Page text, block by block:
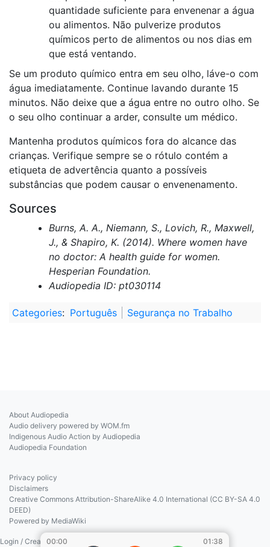
00:00 01:38
quantidade suficiente para envenenar a água
ou alimentos. Não pulverize produtos
químicos perto de alimentos ou nos dias em
que está ventando.
Se um produto químico entra em seu olho, láve-o com
água imediatamente. Continue lavando durante 15
minutos. Não deixe que a água entre no outro olho. Se
o seu olho continuar a arder, consulte um médico.
Mantenha produtos químicos fora do alcance das
crianças. Verifique sempre se o rótulo contém a
etiqueta de advertência quanto a possíveis
substâncias que podem causar o envenenamento.
Sources
Burns, A. A., Niemann, S., Lovich, R., Maxwell,
J., & Shapiro, K. (2014). Where women have
no doctor: A health guide for women.
Hesperian Foundation.
Audiopedia ID: pt030114
Categories: Português Segurança no Trabalho
About Audiopedia
Audio delivery powered by WOM.fm
Indigenous Audio Action by Audiopedia
Audiopedia Foundation
Privacy policy
Disclaimers
Creative Commons Attribution-ShareAlike 4.0 International (CC BY-SA 4.0
DEED)
Powered by MediaWiki
Login / Create Account